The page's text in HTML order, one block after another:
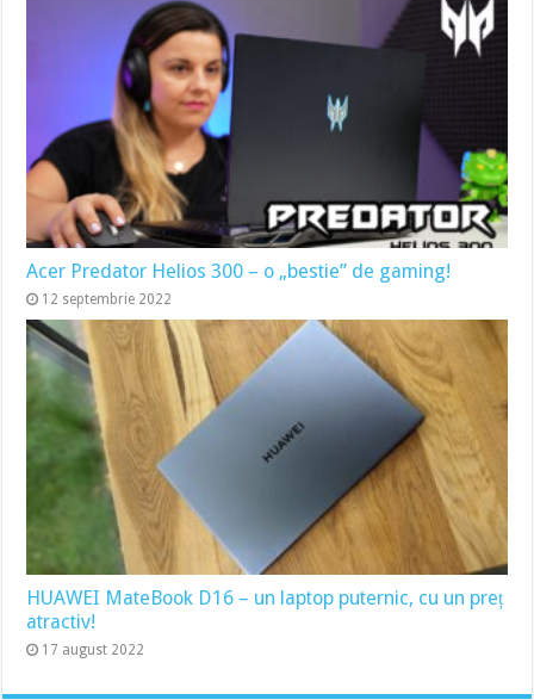
Acer Predator Helios 300 – o „bestie” de gaming!
12 septembrie 2022
HUAWEI MateBook D16 – un laptop puternic, cu un preț
atractiv!
17 august 2022